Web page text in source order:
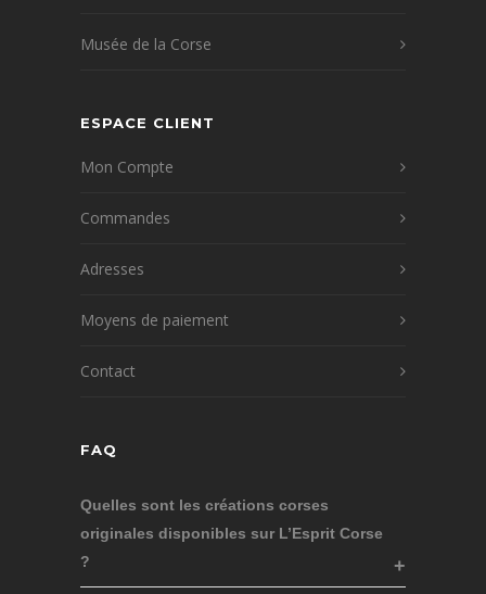
Musée de la Corse
ESPACE CLIENT
Mon Compte
Commandes
Adresses
Moyens de paiement
Contact
FAQ
Quelles sont les créations corses
originales disponibles sur L’Esprit Corse
?